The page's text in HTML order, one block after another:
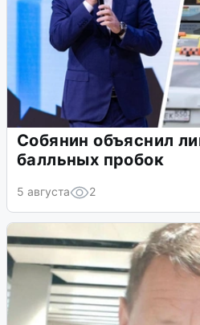
Собянин объяснил
балльных пробок
5 августа 2